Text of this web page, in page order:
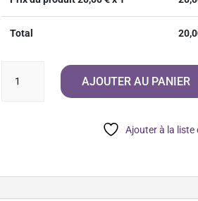
Total
racontés
AJOUTER AU PANIER
Ajouter à la liste